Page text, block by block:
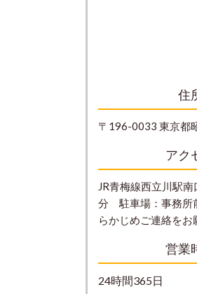
住
〒196-0033 東京都
アク
JR青梅線西立川駅
分 駐車場：事務所
らかじめご連絡をお
営業
24時間365日